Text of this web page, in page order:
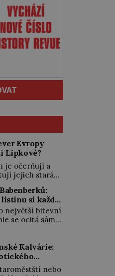
Evropy
Lipkové?
je očerňují a
jejich stará
žold! Lipkové
„podrazům“
jenže
nedosáhnou.
polské koruně
a přeběhnou k
V Litvě se na
století usazují
si každý
svém
největší bitevní
se ocitá sám
Nikdo
si toho ani
Rakouský
II. padne
při střetu s
„Tvrdý
Kalvárie:
působil v nebo